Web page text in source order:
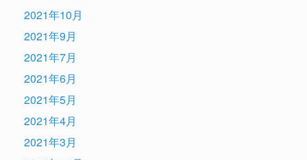
2021年10月
2021年9月
2021年7月
2021年6月
2021年5月
2021年4月
2021年3月